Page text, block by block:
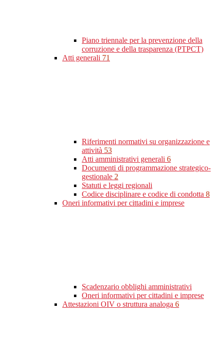
Piano triennale per la prevenzione della
corruzione e della trasparenza (PTPCT)
Atti generali 71
Riferimenti normativi su organizzazione e
attività 53
Atti amministrativi generali 6
Documenti di programmazione strategico-
gestionale 2
Statuti e leggi regionali
Codice disciplinare e codice di condotta 8
Oneri informativi per cittadini e imprese
Scadenzario obblighi amministrativi
Oneri informativi per cittadini e imprese
Attestazioni OIV o struttura analoga 6